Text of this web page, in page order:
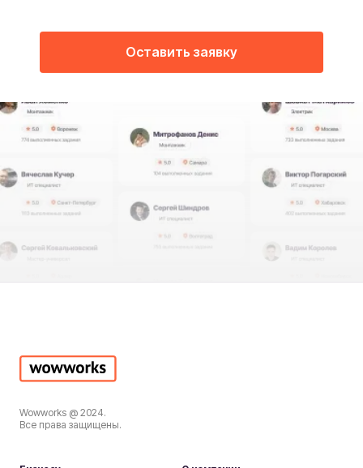
Оставить заявку
Wowworks @ 2024.
Все права защищены.